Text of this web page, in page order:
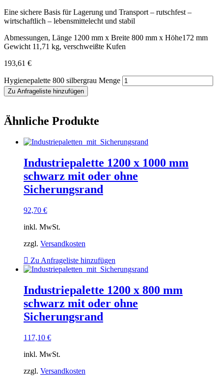
Eine sichere Basis für Lagerung und Transport – rutschfest –
wirtschaftlich – lebensmittelecht und stabil
Abmessungen, Länge 1200 mm x Breite 800 mm x Höhe172 mm
Gewicht 11,71 kg, verschweißte Kufen
193,61 €
Hygienepalette 800 silbergrau Menge
Zu Anfrageliste hinzufügen
Ähnliche Produkte
Industriepalette 1200 x 1000 mm
schwarz mit oder ohne
Sicherungsrand
92,70 €
inkl. MwSt.
zzgl. Versandkosten
Zu Anfrageliste hinzufügen
Industriepalette 1200 x 800 mm
schwarz mit oder ohne
Sicherungsrand
117,10 €
inkl. MwSt.
zzgl. Versandkosten